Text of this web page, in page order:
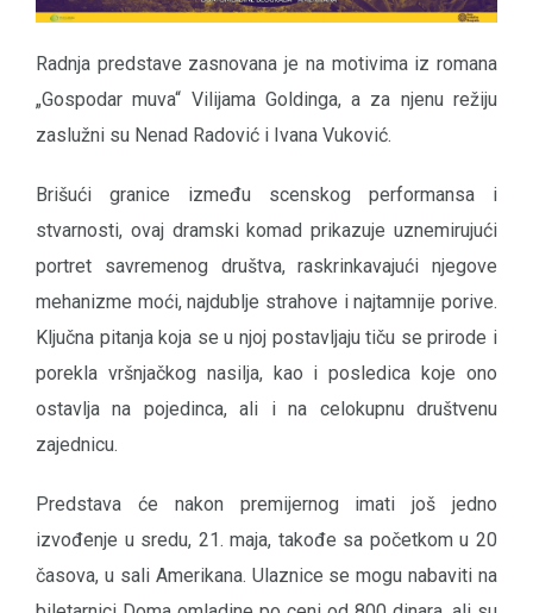
Radnja predstave zasnovana je na motivima iz romana
„Gospodar muva“ Vilijama Goldinga, a za njenu režiju
zaslužni su Nenad Radović i Ivana Vuković.
Brišući granice između scenskog performansa i
stvarnosti, ovaj dramski komad prikazuje uznemirujući
portret savremenog društva, raskrinkavajući njegove
mehanizme moći, najdublje strahove i najtamnije porive.
Ključna pitanja koja se u njoj postavljaju tiču se prirode i
porekla vršnjačkog nasilja, kao i posledica koje ono
ostavlja na pojedinca, ali i na celokupnu društvenu
zajednicu.
Predstava će nakon premijernog imati još jedno
izvođenje u sredu, 21. maja, takođe sa početkom u 20
časova, u sali Amerikana. Ulaznice se mogu nabaviti na